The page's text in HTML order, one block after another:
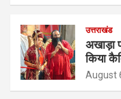
उत्तराखंड
अखाड़ा
किया
August